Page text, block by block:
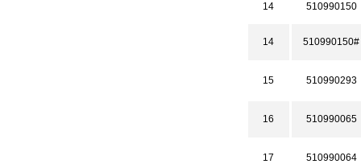
14 510990150
14 510990150#
15 510990293
16 510990065
17 510990064